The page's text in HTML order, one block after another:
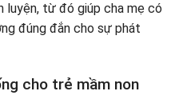
toàn và khuyến khích sự tự
sống vào hoạt động hàng
hành cùng trẻ
kỹ năng sống cho trẻ
luyện, từ đó giúp cha mẹ có
đúng đắn cho sự phát
cho trẻ mầm non